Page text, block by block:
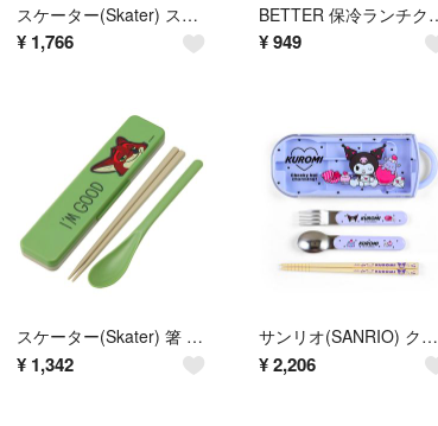
スケーター(Skater) スプーン フォーク セット カトラリー 食洗機対応
¥ 1,766
BETTER
¥949
スケーター(Skater) 箸 スプーンセット 弁当 大人用 抗菌 コンビセット
¥ 1,342
サンリオ(SANRIO) クロミ ランチトリオセット 015881
¥2,206